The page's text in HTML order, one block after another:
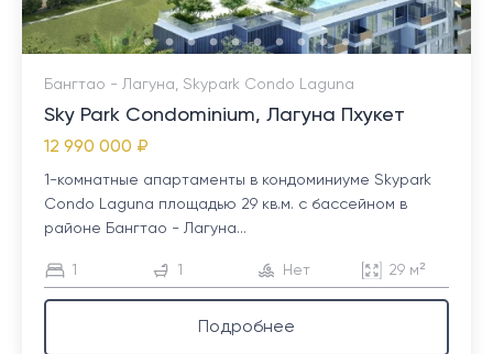
Бангтао - Лагуна, Skypark Condo Laguna
Sky Park Condominium, Лагуна Пхукет
12 990 000 ₽
1-комнатные апартаменты в кондоминиуме Skypark
Condo Laguna площадью 29 кв.м. с бассейном в
районе Бангтао - Лагуна...
1 1 Нет 29 м²
Подробнее